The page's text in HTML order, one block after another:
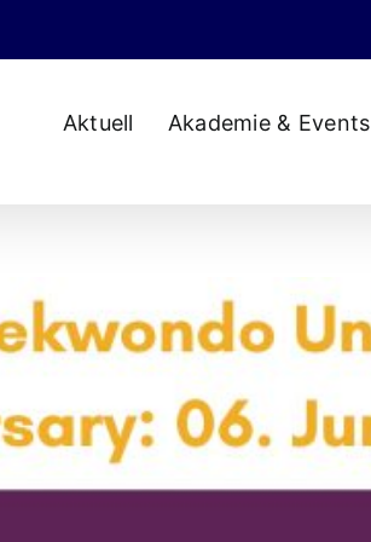
Aktuell Akademie & Events